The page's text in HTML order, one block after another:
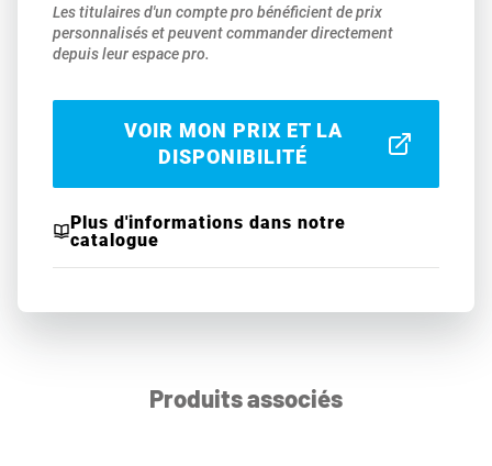
Les titulaires d'un compte pro bénéficient de prix
personnalisés et peuvent commander directement
depuis leur espace pro.
VOIR MON PRIX ET LA
DISPONIBILITÉ
Plus d'informations dans notre
catalogue
Produits associés